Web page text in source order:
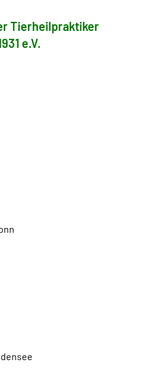
Tierheilpraktiker
e.V.